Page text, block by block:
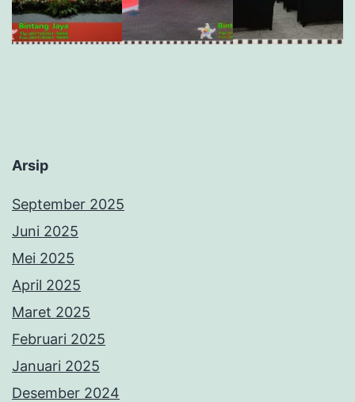
Arsip
September 2025
Juni 2025
Mei 2025
April 2025
Maret 2025
Februari 2025
Januari 2025
Desember 2024